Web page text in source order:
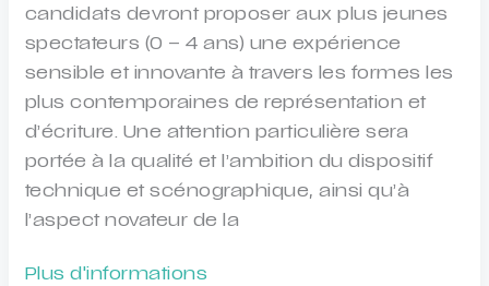
candidats devront proposer aux plus jeunes
spectateurs (0 – 4 ans) une expérience
sensible et innovante à travers les formes les
plus contemporaines de représentation et
d’écriture. Une attention particulière sera
portée à la qualité et l’ambition du dispositif
technique et scénographique, ainsi qu’à
l’aspect novateur de la
Appel
Plus d'informations